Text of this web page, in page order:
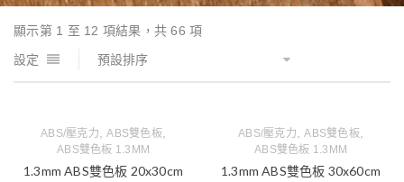
顯示第 1 至 12 項結果，共 66 項
設定
預設排序
ABS/壓克力 ,ABS雙色板,
ABS雙色板 1.3MM
1.3mm ABS雙色板 20x30cm
ABS/壓克力 ,ABS雙色板,
ABS雙色板 1.3MM
1.3mm ABS雙色板 30x60cm